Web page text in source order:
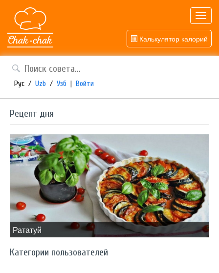
Калькулятор калорий
Рус / Uzb / Узб | Войти
Рецепт дня
​Рататуй
Категории пользователей